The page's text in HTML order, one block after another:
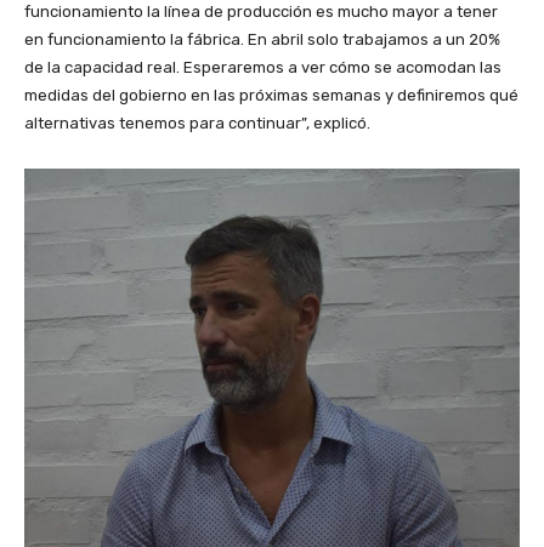
funcionamiento la línea de producción es mucho mayor a tener
en funcionamiento la fábrica. En abril solo trabajamos a un 20%
de la capacidad real. Esperaremos a ver cómo se acomodan las
medidas del gobierno en las próximas semanas y definiremos qué
alternativas tenemos para continuar”, explicó.